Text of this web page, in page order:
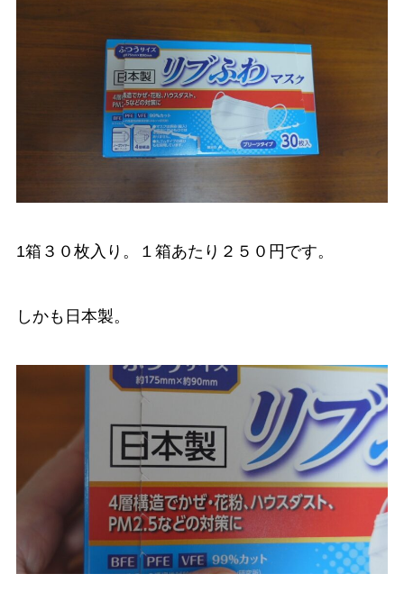
1箱３０枚入り。１箱あたり２５０円です。
しかも日本製。